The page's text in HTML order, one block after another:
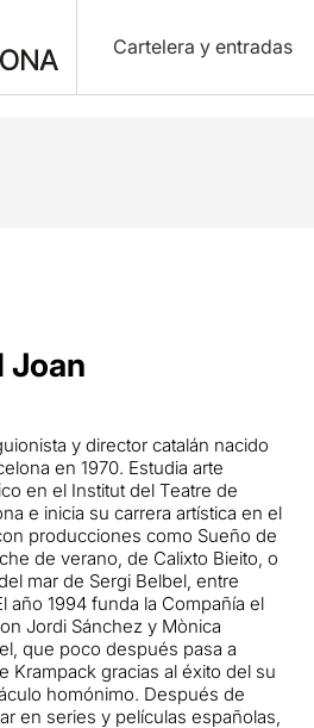
Cartelera y entradas
Joan
y director catalán nacido
en 1970. Estudia arte
en el Institut del Teatre de
e inicia su carrera artística en el
producciones como Sueño de
de verano, de Calixto Bieito, o
mar de Sergi Belbel, entre
año 1994 funda la Compañía el
Jordi Sánchez y Mònica
que poco después pasa a
Krampack gracias al éxito del su
homónimo. Después de
en series y películas españolas,